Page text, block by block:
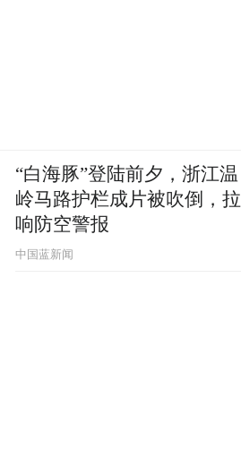
“白海豚”登陆前夕，浙江温
岭马路护栏成片被吹倒，拉
响防空警报
中国蓝新闻